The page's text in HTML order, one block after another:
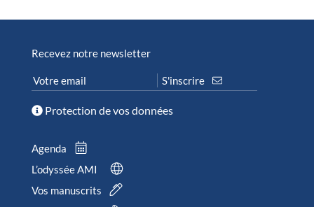
Recevez notre newsletter
Protection de vos données
Agenda
L’odyssée AMI
Vos manuscrits